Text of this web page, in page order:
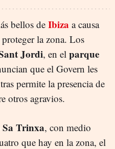
bellos de Ibiza a causa
la zona. Los
Jordi, en el parque
que el Govern les
permite la presencia de
otros agravios.
Trinxa, con medio
que hay en la zona, el